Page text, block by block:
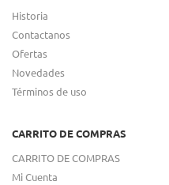
Historia
Contactanos
Ofertas
Novedades
Términos de uso
CARRITO DE COMPRAS
CARRITO DE COMPRAS
Mi Cuenta